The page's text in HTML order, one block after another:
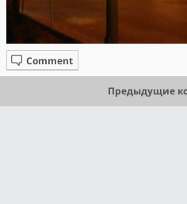
Comment
Предыдущие